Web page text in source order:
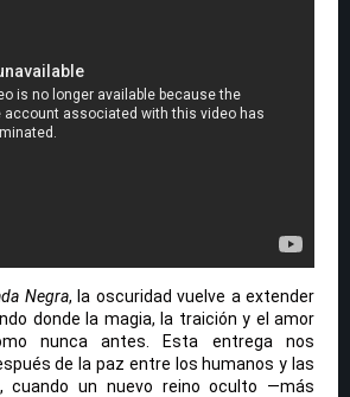
Negra, la oscuridad vuelve a extender
donde la magia, la traición y el amor
nunca antes. Esta entrega nos
de la paz entre los humanos y las
cuando un nuevo reino oculto —más